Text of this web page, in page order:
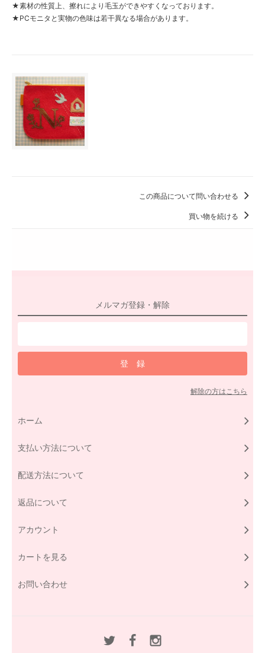
★素材の性質上、擦れにより毛玉ができやすくなっております。
★PCモニタと実物の色味は若干異なる場合があります。
この商品について問い合わせる
買い物を続ける
メルマガ登録・解除
解除の方はこちら
ホーム
支払い方法について
配送方法について
返品について
アカウント
カートを見る
お問い合わせ